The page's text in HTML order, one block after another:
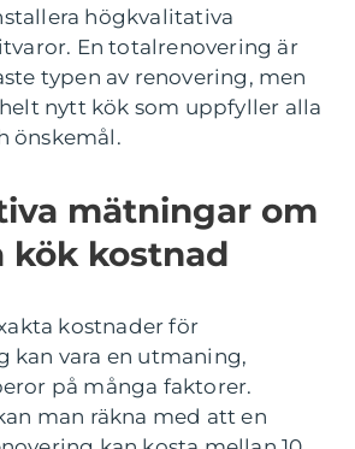
högkvalitativa
En totalrenovering är
typen av renovering, men
nytt kök som uppfyller alla
önskemål.
mätningar om
kök kostnad
kostnader för
kan vara en utmaning,
på många faktorer.
man räkna med att en